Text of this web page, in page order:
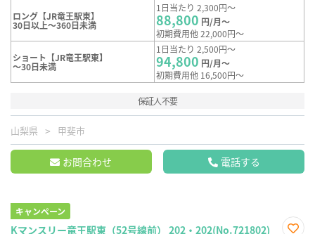
ロング【JR竜王駅東】
30日以上～360日未満
1日当たり 2,300円～
88,800 円/月～
初期費用他 22,000円～
ショート【JR竜王駅東】
～30日未満
1日当たり 2,500円～
94,800 円/月～
初期費用他 16,500円～
保証人不要
山梨県 甲斐市
お問合わせ 電話する
キャンペーン
Kマンスリー竜王駅東（52号線前） 202・202(No.721802)